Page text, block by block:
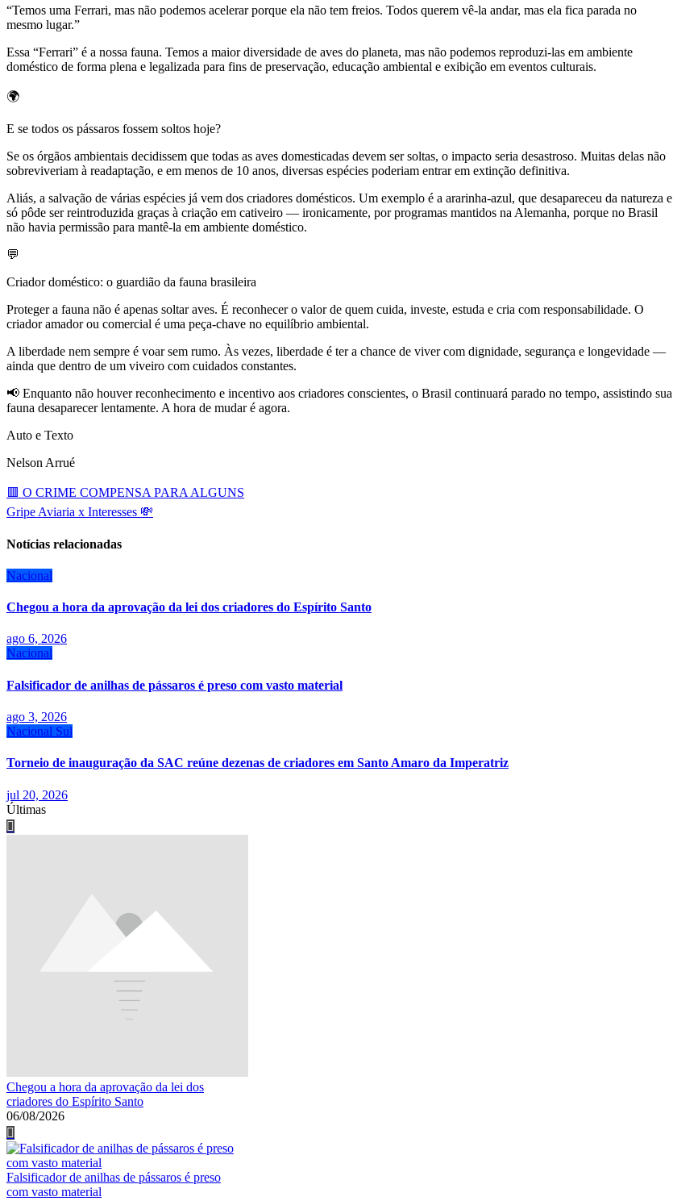
“Temos uma Ferrari, mas não podemos acelerar porque ela não tem freios. Todos querem vê-la andar, mas ela fica parada no
mesmo lugar.”
Essa “Ferrari” é a nossa fauna. Temos a maior diversidade de aves do planeta, mas não podemos reproduzi-las em ambiente
doméstico de forma plena e legalizada para fins de preservação, educação ambiental e exibição em eventos culturais.
🌍
E se todos os pássaros fossem soltos hoje?
Se os órgãos ambientais decidissem que todas as aves domesticadas devem ser soltas, o impacto seria desastroso. Muitas delas não
sobreviveriam à readaptação, e em menos de 10 anos, diversas espécies poderiam entrar em extinção definitiva.
Aliás, a salvação de várias espécies já vem dos criadores domésticos. Um exemplo é a ararinha-azul, que desapareceu da natureza e
só pôde ser reintroduzida graças à criação em cativeiro — ironicamente, por programas mantidos na Alemanha, porque no Brasil
não havia permissão para mantê-la em ambiente doméstico.
💬
Criador doméstico: o guardião da fauna brasileira
Proteger a fauna não é apenas soltar aves. É reconhecer o valor de quem cuida, investe, estuda e cria com responsabilidade. O
criador amador ou comercial é uma peça-chave no equilíbrio ambiental.
A liberdade nem sempre é voar sem rumo. Às vezes, liberdade é ter a chance de viver com dignidade, segurança e longevidade —
ainda que dentro de um viveiro com cuidados constantes.
📢 Enquanto não houver reconhecimento e incentivo aos criadores conscientes, o Brasil continuará parado no tempo, assistindo sua
fauna desaparecer lentamente. A hora de mudar é agora.
Auto e Texto
Nelson Arrué
Navegação
de
Post
🟥 O CRIME COMPENSA PARA ALGUNS
Gripe Aviaria x Interesses 💸
Notícias relacionadas
Nacional
Chegou a hora da aprovação da lei dos criadores do Espírito Santo
ago 6, 2026
Nacional
Falsificador de anilhas de pássaros é preso com vasto material
ago 3, 2026
Nacional Sul
Torneio de inauguração da SAC reúne dezenas de criadores em Santo Amaro da Imperatriz
jul 20, 2026
Últimas
Chegou a hora da aprovação da lei dos
criadores do Espírito Santo
06/08/2026
Falsificador de anilhas de pássaros é preso
com vasto material